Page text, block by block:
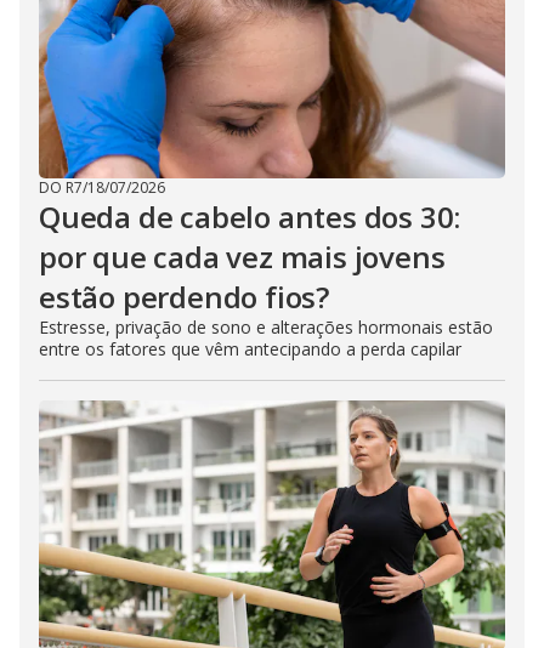
DO R7/18/07/2026
Queda de cabelo antes dos 30:
por que cada vez mais jovens
estão perdendo fios?
Estresse, privação de sono e alterações hormonais estão
entre os fatores que vêm antecipando a perda capilar